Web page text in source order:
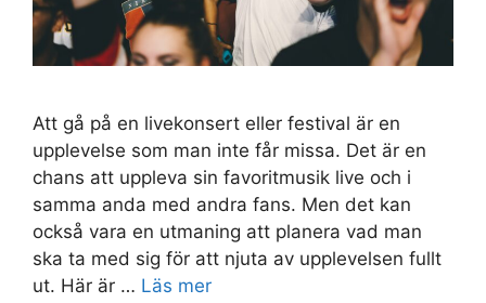
Att gå på en livekonsert eller festival är en
upplevelse som man inte får missa. Det är en
chans att uppleva sin favoritmusik live och i
samma anda med andra fans. Men det kan
också vara en utmaning att planera vad man
ska ta med sig för att njuta av upplevelsen fullt
ut. Här är … Läs mer